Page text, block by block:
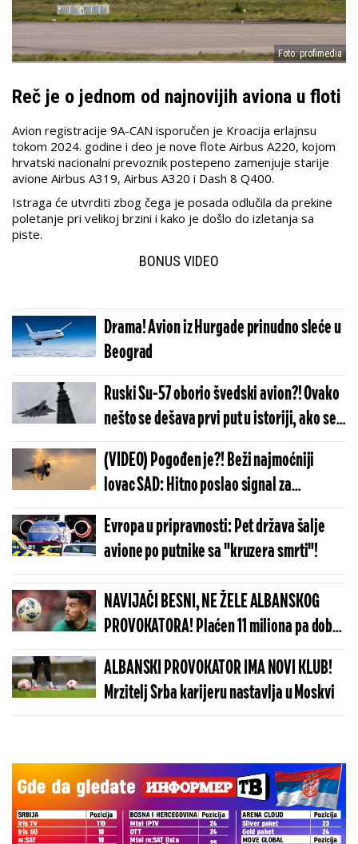
Foto: profimedia
Reč je o jednom od najnovijih aviona u floti
Avion registracije 9A-CAN isporučen je Kroacija erlajnsu
tokom 2024. godine i deo je nove flote Airbus A220, kojom
hrvatski nacionalni prevoznik postepeno zamenjuje starije
avione Airbus A319, Airbus A320 i Dash 8 Q400.
Istraga će utvrditi zbog čega je posada odlučila da prekine
poletanje pri velikoj brzini i kako je došlo do izletanja sa
piste.
BONUS VIDEO
Drama! Avion iz Hurgade prinudno sleće u
Beograd
Ruski Su-57 oborio švedski avion?! Ovako
nešto se dešava prvi put u istoriji, ako se
ispostavi da je istina...
(VIDEO) Pogođen je?! Beži najmoćniji
lovac SAD: Hitno poslao signal za
opasnost i naglo promenio kurs
Evropa u pripravnosti: Pet država šalje
avione po putnike sa "kruzera smrti"!
NAVIJAČI BESNI, NE ŽELE ALBANSKOG
PROVOKATORA! Plaćen 11 miliona pa dobio
brutalnu poruku
ALBANSKI PROVOKATOR IMA NOVI KLUB!
Mrzitelj Srba karijeru nastavlja u Moskvi